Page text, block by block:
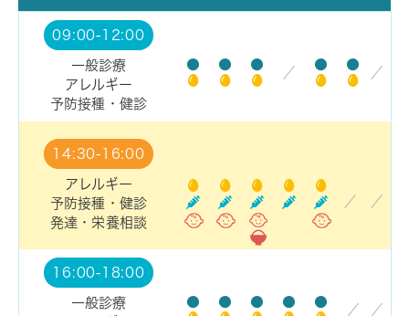
09:00-12:00
一般診療
アレルギー
予防接種・健診
● ● ●
／
● ●
／
14:30-16:00
アレルギー
予防接種・健診
発達・栄養相談
／ ／
16:00-18:00
一般診療
● ● ● ● ●
／ ／